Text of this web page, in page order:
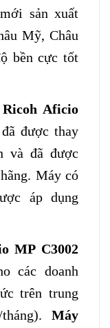
sản xuất
Mỹ, Châu
bền cực tốt
Aficio
được thay
và đã được
Máy có
áp dụng
MP C3002
các doanh
trên trung
Máy